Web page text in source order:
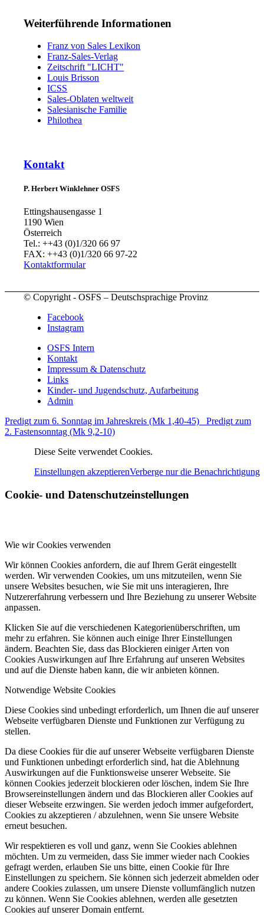
Weiterführende Informationen
Franz von Sales Lexikon
Franz-Sales-Verlag
Zeitschrift "LICHT"
Louis Brisson
ICSS
Sales-Oblaten weltweit
Salesianische Familie
Philothea
Kontakt
P. Herbert Winklehner OSFS
Ettingshausengasse 1
1190 Wien
Österreich
Tel.: ++43 (0)1/320 66 97
FAX: ++43 (0)1/320 66 97-22
Kontaktformular
© Copyright - OSFS – Deutschsprachige Provinz
Facebook
Instagram
OSFS Intern
Kontakt
Impressum & Datenschutz
Links
Kinder- und Jugendschutz, Aufarbeitung
Admin
Predigt zum 6. Sonntag im Jahreskreis (Mk 1,40-45)
Predigt zum
2. Fastensonntag (Mk 9,2-10)
Diese Seite verwendet Cookies.
Einstellungen akzeptierenVerberge nur die Benachrichtigung
Cookie- und Datenschutzeinstellungen
Wie wir Cookies verwenden
Wir können Cookies anfordern, die auf Ihrem Gerät eingestellt
werden. Wir verwenden Cookies, um uns mitzuteilen, wenn Sie
unsere Websites besuchen, wie Sie mit uns interagieren, Ihre
Nutzererfahrung verbessern und Ihre Beziehung zu unserer Website
anpassen.
Klicken Sie auf die verschiedenen Kategorienüberschriften, um
mehr zu erfahren. Sie können auch einige Ihrer Einstellungen
ändern. Beachten Sie, dass das Blockieren einiger Arten von
Cookies Auswirkungen auf Ihre Erfahrung auf unseren Websites
und auf die Dienste haben kann, die wir anbieten können.
Notwendige Website Cookies
Diese Cookies sind unbedingt erforderlich, um Ihnen die auf unserer
Webseite verfügbaren Dienste und Funktionen zur Verfügung zu
stellen.
Da diese Cookies für die auf unserer Webseite verfügbaren Dienste
und Funktionen unbedingt erforderlich sind, hat die Ablehnung
Auswirkungen auf die Funktionsweise unserer Webseite. Sie
können Cookies jederzeit blockieren oder löschen, indem Sie Ihre
Browsereinstellungen ändern und das Blockieren aller Cookies auf
dieser Webseite erzwingen. Sie werden jedoch immer aufgefordert,
Cookies zu akzeptieren / abzulehnen, wenn Sie unsere Website
erneut besuchen.
Wir respektieren es voll und ganz, wenn Sie Cookies ablehnen
möchten. Um zu vermeiden, dass Sie immer wieder nach Cookies
gefragt werden, erlauben Sie uns bitte, einen Cookie für Ihre
Einstellungen zu speichern. Sie können sich jederzeit abmelden oder
andere Cookies zulassen, um unsere Dienste vollumfänglich nutzen
zu können. Wenn Sie Cookies ablehnen, werden alle gesetzten
Cookies auf unserer Domain entfernt.